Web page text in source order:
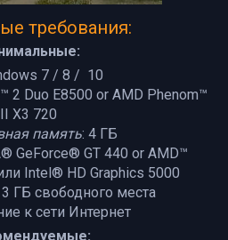
требования:
7 / 8 / 10
2 Duo E8500 or AMD Phenom™
II X3 720
память: 4 ГБ
GeForce® GT 440 or AMD™
Intel® HD Graphics 5000
3 ГБ свободного места
к сети Интернет